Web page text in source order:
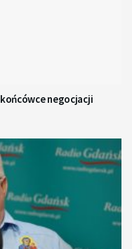
negocjacji